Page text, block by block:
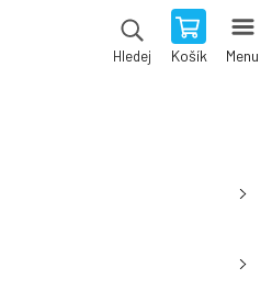
Hledej Košík Menu